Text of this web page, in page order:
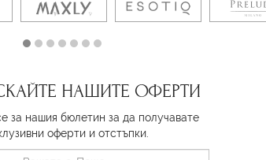
НАШИТЕ ОФЕРТИ
за нашия бюлетин за да получавате
оферти и отстъпки.